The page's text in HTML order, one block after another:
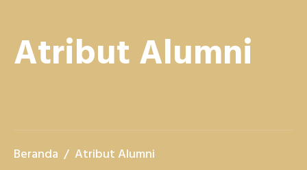
Atribut Alumni
Beranda Atribut Alumni